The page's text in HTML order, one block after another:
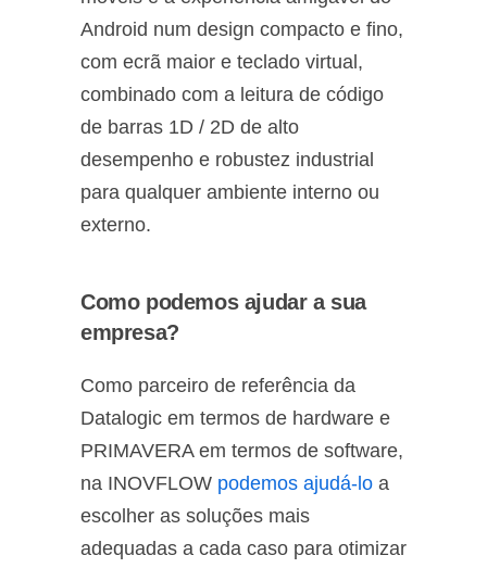
Android num design compacto e fino,
com ecrã maior e teclado virtual,
combinado com a leitura de código
de barras 1D / 2D de alto
desempenho e robustez industrial
para qualquer ambiente interno ou
externo.
Como podemos ajudar a sua
empresa?
Como parceiro de referência da
Datalogic em termos de hardware e
PRIMAVERA em termos de software,
na INOVFLOW podemos ajudá-lo a
escolher as soluções mais
adequadas a cada caso para otimizar